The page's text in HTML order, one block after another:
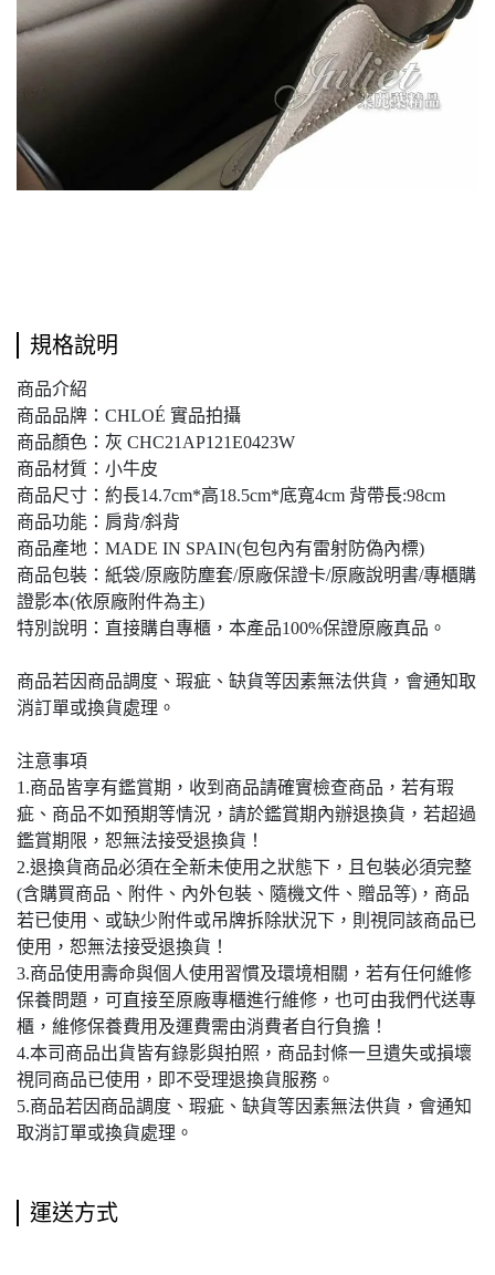
規格說明
商品介紹
商品品牌：CHLOÉ 實品拍攝
商品顏色：灰 CHC21AP121E0423W
商品材質：小牛皮
商品尺寸：約長14.7cm*高18.5cm*底寬4cm 背帶長:98cm
商品功能：肩背/斜背
商品產地：MADE IN SPAIN(包包內有雷射防偽內標)
商品包裝：紙袋/原廠防塵套/原廠保證卡/原廠說明書/專櫃購
證影本(依原廠附件為主)
特別說明：直接購自專櫃，本產品100%保證原廠真品。
商品若因商品調度、瑕疵、缺貨等因素無法供貨，會通知取
消訂單或換貨處理。
注意事項
1.商品皆享有鑑賞期，收到商品請確實檢查商品，若有瑕
疵、商品不如預期等情況，請於鑑賞期內辦退換貨，若超過
鑑賞期限，恕無法接受退換貨！
2.退換貨商品必須在全新未使用之狀態下，且包裝必須完整
(含購買商品、附件、內外包裝、隨機文件、贈品等)，商品
若已使用、或缺少附件或吊牌拆除狀況下，則視同該商品已
使用，恕無法接受退換貨！
3.商品使用壽命與個人使用習慣及環境相關，若有任何維修
保養問題，可直接至原廠專櫃進行維修，也可由我們代送專
櫃，維修保養費用及運費需由消費者自行負擔！
4.本司商品出貨皆有錄影與拍照，商品封條一旦遺失或損壞
視同商品已使用，即不受理退換貨服務。
5.商品若因商品調度、瑕疵、缺貨等因素無法供貨，會通知
取消訂單或換貨處理。
運送方式